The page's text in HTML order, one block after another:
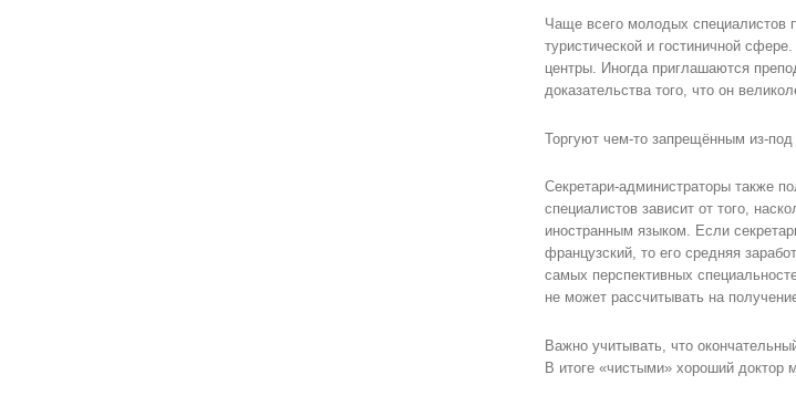
Чаще всего молодых специалистов
туристической и гостиничной
центры. Иногда приглашаются
доказательства того, что он
Торгуют чем-то запрещённым из-под
Секретари-администраторы также
специалистов зависит от того,
иностранным языком. Если
французский, то его средняя
самых перспективных
не может рассчитывать на
Важно учитывать, что
В итоге «чистыми» хороший доктор